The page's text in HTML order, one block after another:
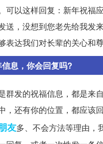
可以这样回复：新年祝福
送，没想到您老先给我发
表达我们对长辈的关心和尊
息，你会回复吗?
群发的祝福信息，都是来
，还有你的位置，都应该
友多、不会方法等理由，